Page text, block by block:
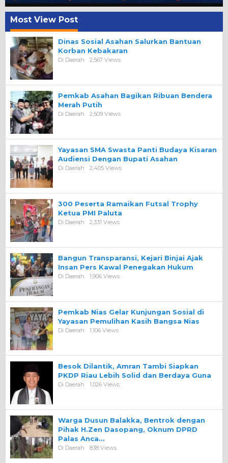
Most View Post
Dinas Sosial Asahan Salurkan Bantuan
Korban Kebakaran
Di Daerah 2,567 Views
Pemkab Asahan Bagikan Ribuan Bendera
Merah Putih
Di Daerah 2,509 Views
Yayasan SMA Swasta Panti Budaya Kisaran
Audiensi Dengan Bupati Asahan
Di Daerah 2,405 Views
300 Peserta Ramaikan Futsal Trophy
Ketua PMI Paluta
Di Daerah 2,331 Views
Bangun Transparansi, Kejari Binjai Ajak
Insan Pers Kawal Penegakan Hukum
Di Daerah 1,906 Views
Pemkab Nias Gelar Kunjungan Sosial di
Yayasan Pemulihan Kasih Bangsa Nias
Di Daerah 1,106 Views
Besok Dilantik, Amran Tambi Siapkan
PKDP Riau Lebih Solid dan Berdaya Guna
Di Daerah 1,026 Views
Warga Dusun Balakka, Bentrok dengan
Pihak H.Zen Dasopang, Oknum DPRD
Palas Anca…
Di Daerah 838 Views